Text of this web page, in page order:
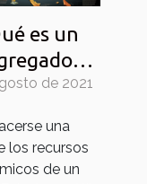
es un
de 2021
una
los recursos
de un